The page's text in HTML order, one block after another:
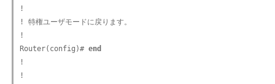
!
! 特権ユーザモードに戻ります。
!
Router(config)# end
!
!